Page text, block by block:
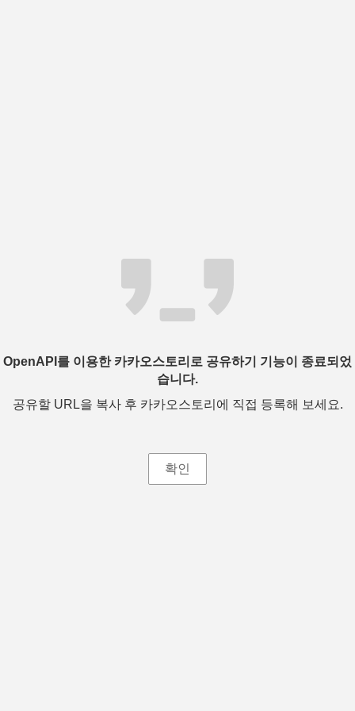
OpenAPI를 이용한 카카오스토리로 공유하기 기능이 종료되었
습니다.
공유할 URL을 복사 후 카카오스토리에 직접 등록해 보세요.
확인